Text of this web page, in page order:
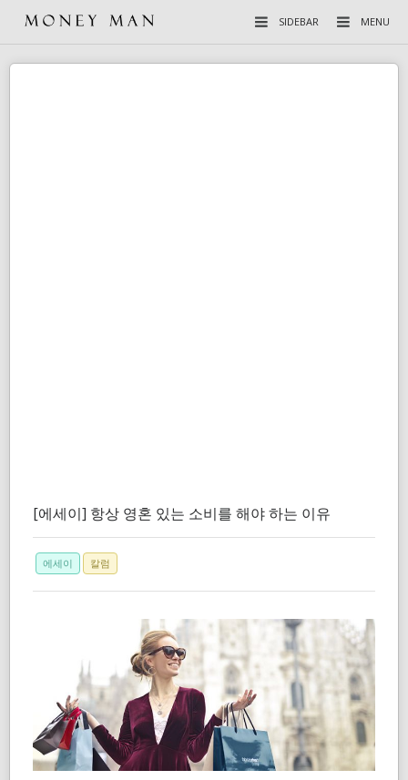
MENU
SIDEBAR
[에세이] 항상 영혼 있는 소비를 해야 하는 이유
에세이 칼럼